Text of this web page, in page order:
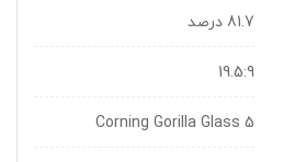
81.7 درصد
19.5:9
Corning Gorilla Glass 5